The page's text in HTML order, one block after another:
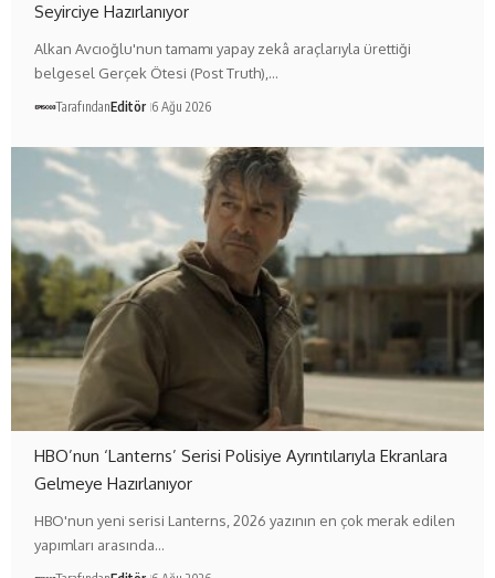
Seyirciye Hazırlanıyor
Alkan Avcıoğlu'nun tamamı yapay zekâ araçlarıyla ürettiği
belgesel Gerçek Ötesi (Post Truth),…
TarafındanEditör 6 Ağu 2026
HBO’nun ‘Lanterns’ Serisi Polisiye Ayrıntılarıyla Ekranlara
Gelmeye Hazırlanıyor
HBO'nun yeni serisi Lanterns, 2026 yazının en çok merak edilen
yapımları arasında…